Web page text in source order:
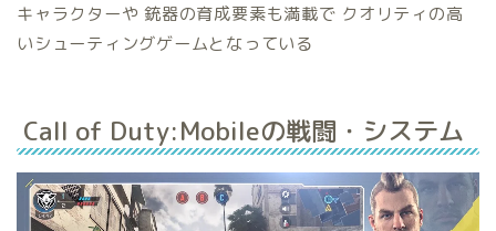
キャラクターや 銃器の育成要素も満載で クオリティの高
いシューティングゲームとなっている
Call of Duty:Mobileの戦闘・システム